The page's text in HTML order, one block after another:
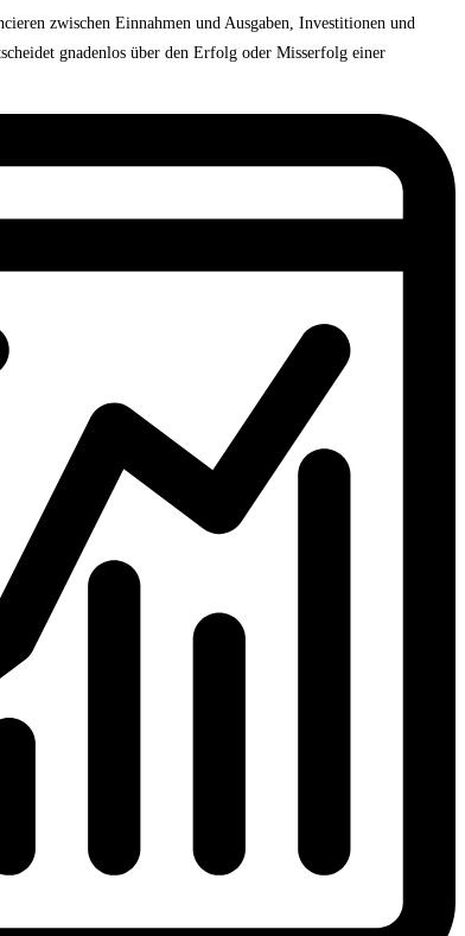
zwischen Einnahmen und Ausgaben, Investitionen und
gnadenlos über den Erfolg oder Misserfolg einer